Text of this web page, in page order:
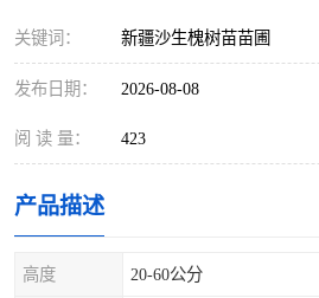
关键词： 新疆沙生槐树苗苗圃
发布日期： 2026-08-08
阅 读 量： 423
产品描述
高度 20-60公分